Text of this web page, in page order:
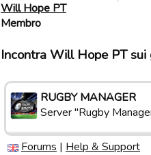
Will Hope PT
Membro
Incontra Will Hope PT
RUGBY MANAGER
Server "Rugby
Forums | Help & Support